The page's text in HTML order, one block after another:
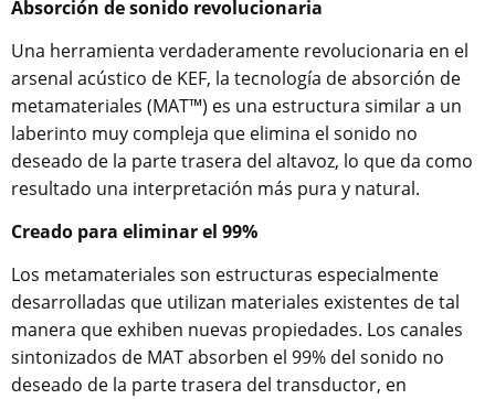
Absorción de sonido revolucionaria
Una herramienta verdaderamente revolucionaria en el
arsenal acústico de KEF, la tecnología de absorción de
metamateriales (MAT™) es una estructura similar a un
laberinto muy compleja que elimina el sonido no
deseado de la parte trasera del altavoz, lo que da como
resultado una interpretación más pura y natural.
Creado para eliminar el 99%
Los metamateriales son estructuras especialmente
desarrolladas que utilizan materiales existentes de tal
manera que exhiben nuevas propiedades. Los canales
sintonizados de MAT absorben el 99% del sonido no
deseado de la parte trasera del transductor, en